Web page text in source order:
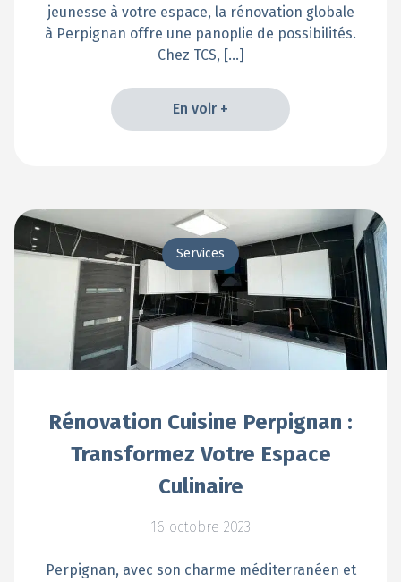
jeunesse à votre espace, la rénovation globale
à Perpignan offre une panoplie de possibilités.
Chez TCS, […]
En voir +
Services
Rénovation Cuisine Perpignan :
Transformez Votre Espace
Culinaire
16 octobre 2023
Perpignan, avec son charme méditerranéen et